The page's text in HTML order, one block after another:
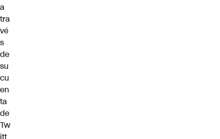
a
tra
vé
s
de
su
cu
en
ta
de
Tw
itt